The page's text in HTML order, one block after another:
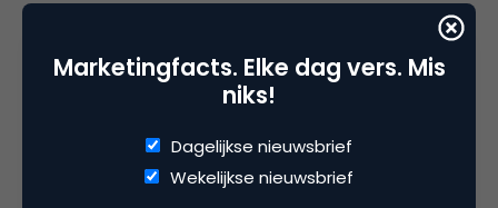
Nilles
jammer dat het gedeelte van Telemarketeers
hier niet in zit.
Marketingfacts. Elke dag vers. Mis
niks!
Dagelijkse nieuwsbrief
Wekelijkse nieuwsbrief